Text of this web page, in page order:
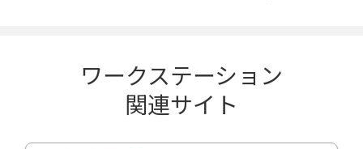
ワークステーション
関連サイト